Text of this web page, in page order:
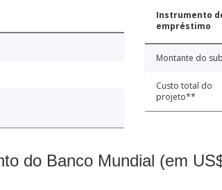
Instrumento
empréstimo
Montante do
Custo total do
projeto**
do Banco Mundial (em